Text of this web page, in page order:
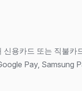
용카드 또는 직불카
Pay, Samsung